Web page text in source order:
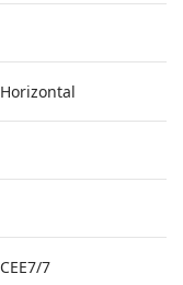
Horizontal
CEE7/7